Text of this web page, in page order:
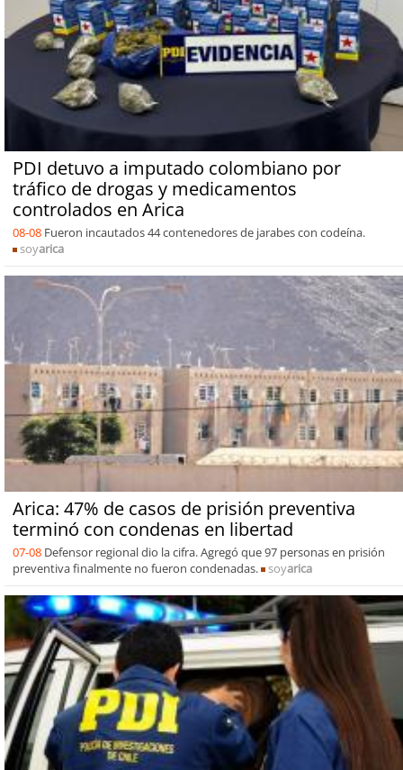
PDI detuvo a imputado colombiano por
tráfico de drogas y medicamentos
controlados en Arica
08-08 Fueron incautados 44 contenedores de jarabes con codeína.
soyarica
Arica: 47% de casos de prisión preventiva
terminó con condenas en libertad
07-08 Defensor regional dio la cifra. Agregó que 97 personas en prisión
preventiva finalmente no fueron condenadas.
soyarica